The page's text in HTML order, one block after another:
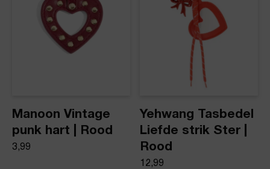
Manoon Vintage
punk hart | Rood
3,99
Yehwang Tasbedel
Liefde strik Ster |
Rood
12,99